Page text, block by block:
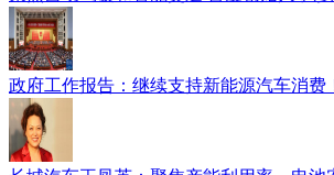
政府工作报告：继续支持新能源汽车消费